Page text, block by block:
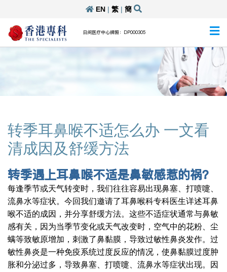
EN| 繁| 簡
日间医疗中心牌照：DP000305
转季耳鼻喉不适怎么办 一文看
清成因及舒缓方法
转季遇上耳鼻喉不适是鼻敏感惹的祸？
每逢季节或天气转变时，我们往往容易出现鼻塞、打喷嚏、
流鼻水等症状。今回我们邀请了耳鼻喉科专科医生详述耳鼻
喉不适的成因，并分享舒缓方法。这些不适症状通常与鼻敏
感有关，因为当季节变化或天气改变时，空气中的花粉、尘
螨等致敏原增加，刺激了鼻黏膜，导致过敏性鼻炎发作。过
敏性鼻炎是一种免疫系统过度反应的情况，使鼻黏膜过度肿
胀和分泌过多，导致鼻塞、打喷嚏、流鼻水等症状出现。因